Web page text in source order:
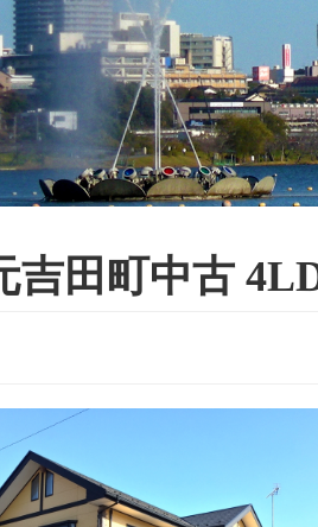
吉田町中古